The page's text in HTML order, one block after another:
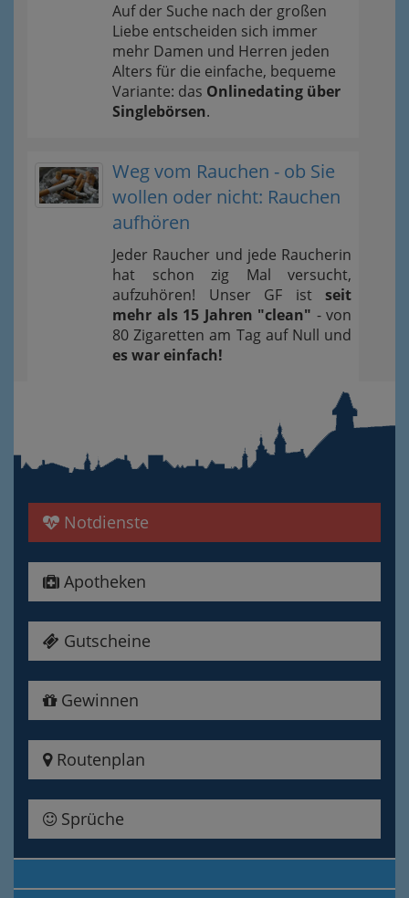
Auf der Suche nach der großen
Liebe entscheiden sich immer
mehr Damen und Herren jeden
Alters für die einfache, bequeme
Variante: das Onlinedating über
Singlebörsen.
Weg vom Rauchen - ob Sie
wollen oder nicht: Rauchen
aufhören
Jeder Raucher und jede Raucherin
hat schon zig Mal versucht,
aufzuhören! Unser GF ist seit
mehr als 15 Jahren "clean" - von
80 Zigaretten am Tag auf Null und
es war einfach!
Notdienste
Apotheken
Gutscheine
Gewinnen
Routenplan
Sprüche